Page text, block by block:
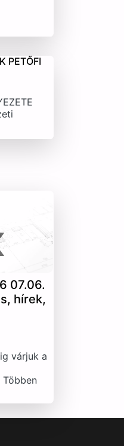
PETŐFI
07.06.
hírek,
várjuk a
Többen